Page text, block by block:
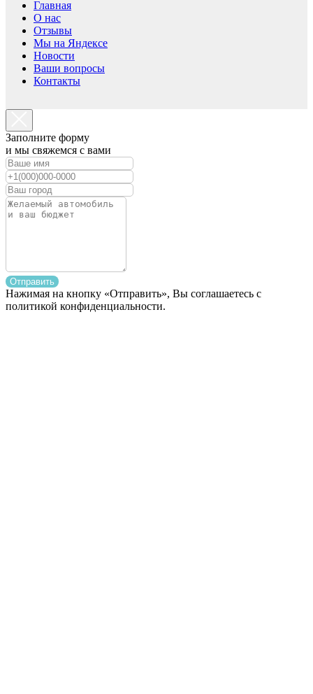
Главная
О нас
Отзывы
Мы на Яндексе
Новости
Ваши вопросы
Контакты
Заполните форму
и мы свяжемся с вами
Отправить
Нажимая на кнопку «Отправить», Вы соглашаетесь с
политикой конфиденциальности.